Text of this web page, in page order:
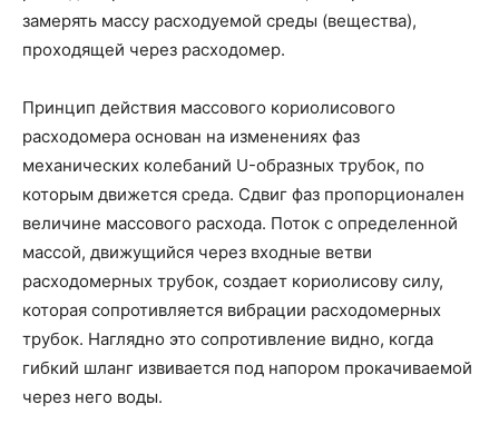
замерять массу расходуемой среды (вещества),
проходящей через расходомер.
Принцип действия массового кориолисового
расходомера основан на изменениях фаз
механических колебаний U-образных трубок, по
которым движется среда. Сдвиг фаз пропорционален
величине массового расхода. Поток с определенной
массой, движущийся через входные ветви
расходомерных трубок, создает кориолисову силу,
которая сопротивляется вибрации расходомерных
трубок. Наглядно это сопротивление видно, когда
гибкий шланг извивается под напором прокачиваемой
через него воды.